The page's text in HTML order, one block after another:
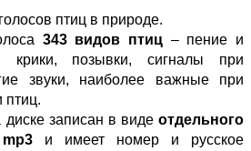
птиц в природе.
343 видов птиц – пение и
крики, позывки, сигналы при
звуки, наиболее важные при
птиц.
записан в виде отдельного
mp3 и имеет номер и русское